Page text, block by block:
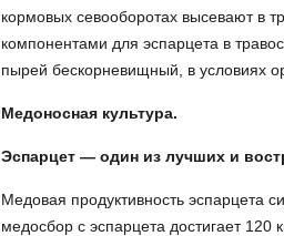
кормовых севооборотах высевают в
компонентами для эспарцета в
пырей бескорневищный, в условиях
Медоносная культура.
Эспарцет — один из лучших и
Медовая продуктивность эспарцета
медосбор с эспарцета достигает 120